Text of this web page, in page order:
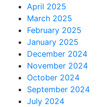
April 2025
March 2025
February 2025
January 2025
December 2024
November 2024
October 2024
September 2024
July 2024